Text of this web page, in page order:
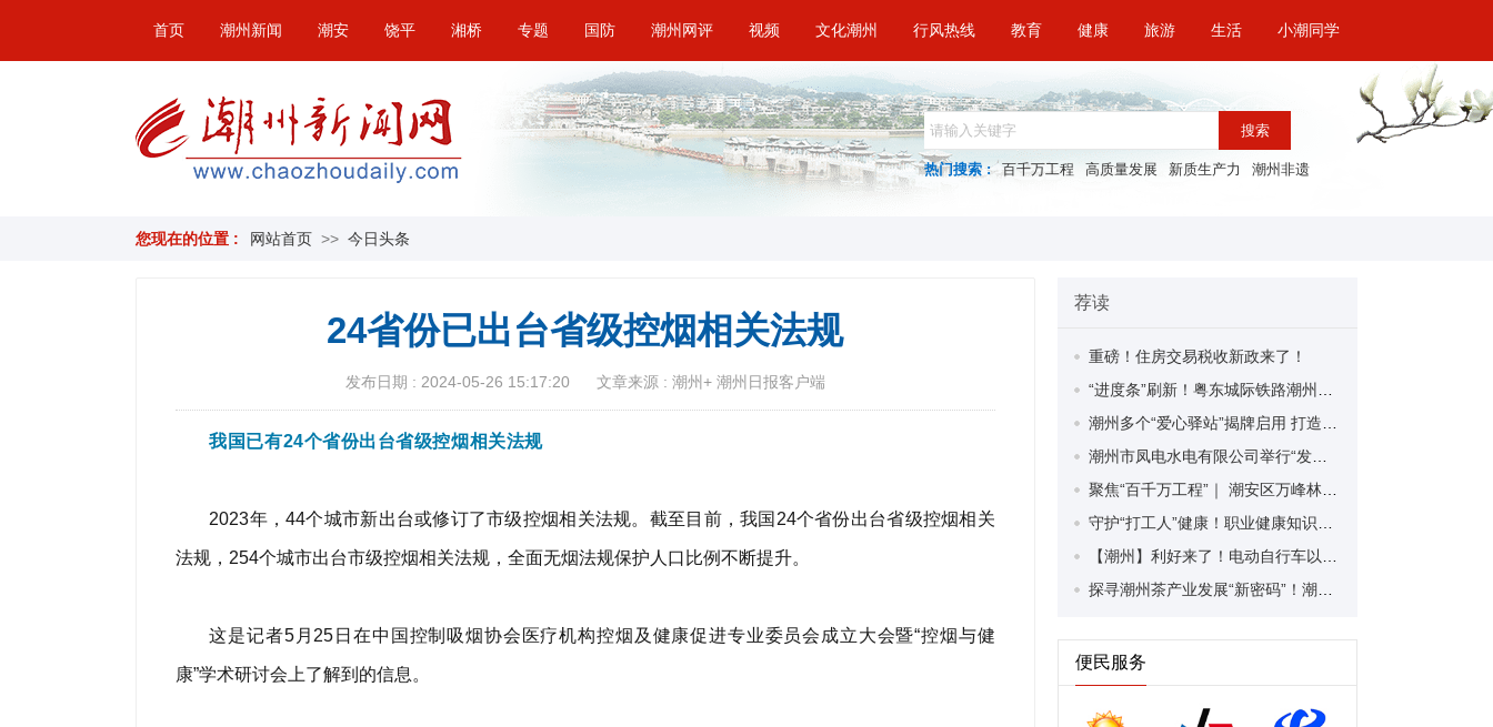
首页 潮州新闻 潮安 饶平 湘桥 专题 国防 潮州网评 视频 文化潮州 行风热线 教育 健康 旅游 生活 小潮同学
搜索
热门搜索 : 百千万工程 高质量发展 新质生产力 潮州非遗
您现在的位置 : 网站首页 >> 今日头条
24省份已出台省级控烟相关法规
发布日期 : 2024-05-26 15:17:20 文章来源 : 潮州+ 潮州日报客户端
我国已有24个省份出台省级控烟相关法规
2023年，44个城市新出台或修订了市级控烟相关法规。截至目前，我国24个省份出台省级控烟相关
法规，254个城市出台市级控烟相关法规，全面无烟法规保护人口比例不断提升。
这是记者5月25日在中国控制吸烟协会医疗机构控烟及健康促进专业委员会成立大会暨“控烟与健
康”学术研讨会上了解到的信息。
荐读
重磅！住房交易税收新政来了！
便民服务